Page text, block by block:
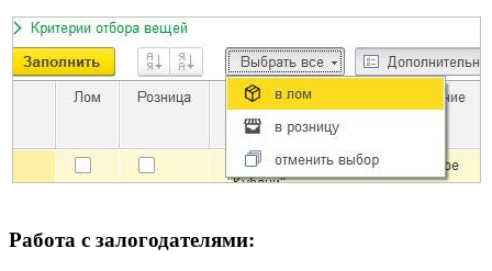
Работа с залогодателями: